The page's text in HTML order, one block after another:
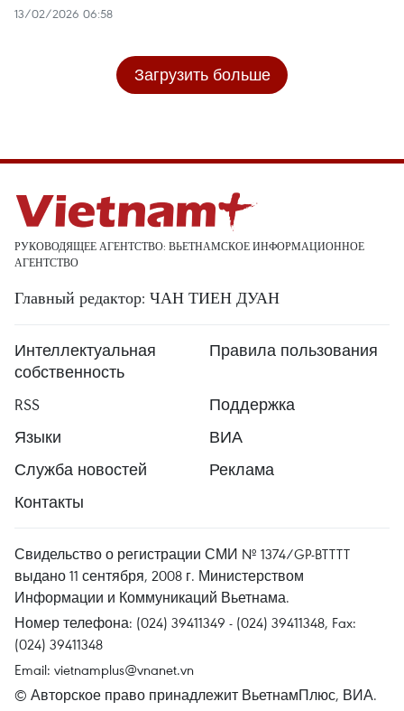
13/02/2026 06:58
Загрузить больше
РУКОВОДЯЩЕЕ АГЕНТСТВО: ВЬЕТНАМСКОЕ ИНФОРМАЦИОННОЕ
АГЕНТСТВО
Главный редактор: ЧАН ТИЕН ДУАН
Интеллектуальная
собственность
Правила пользования
RSS
Поддержка
Языки
ВИА
Служба новостей
Реклама
Контакты
Свидельство о регистрации СМИ № 1374/GP-BTTTT
выдано 11 сентября, 2008 г. Министерством
Информации и Коммуникаций Вьетнама.
Номер телефона: (024) 39411349 - (024) 39411348, Fax:
(024) 39411348
Email: vietnamplus@vnanet.vn
© Авторское право принадлежит ВьетнамПлюс, ВИА.